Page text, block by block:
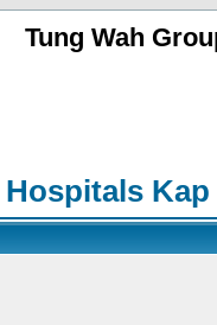
Tung Wah